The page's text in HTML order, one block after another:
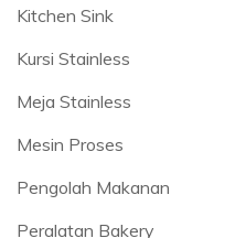
Kitchen Sink
Kursi Stainless
Meja Stainless
Mesin Proses
Pengolah Makanan
Peralatan Bakery